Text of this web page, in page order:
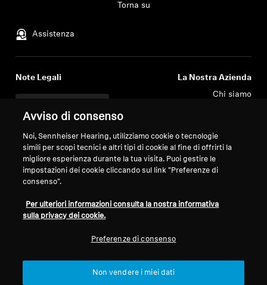
Professional
Assistenza
Torna su
Note Legali
Termini e Condizioni Generali di
Vendita Online ai Consumatori
Informativa sulla Divulgazione
Coordinata delle Vulnerabilità
La Nostra Azienda
Chi siamo
Sala Stampa
Ambassador del Brand
Sennheiser Consumer
© 2026 Sonova Consumer Hearing GmbH
Avviso di consenso
Noi, Sennheiser Hearing, utilizziamo cookie o tecnologie
simili per scopi tecnici e altri tipi di cookie al fine di offrirti la
migliore esperienza durante la tua visita. Puoi gestire le
impostazioni dei cookie cliccando sul link "Preferenze di
consenso".
Per ulteriori informazioni consulta la nostra informativa
sulla privacy dei cookie.
Preferenze di consenso
Non vendere i miei dati